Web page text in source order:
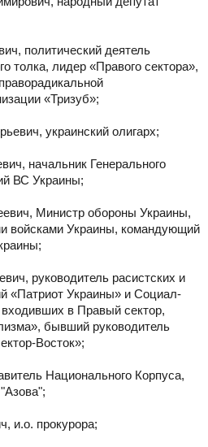
политический деятель
толка, лидер «Правого сектора»,
«Тризуб»;
украинский олигарх;
начальник Генерального
ВС Украины;
Министр обороны Украины,
войсками Украины, командующий
руководитель расистских и
«Патриот Украины» и Социал-
в Правый сектор,
бывший руководитель
Восток»;
Национального Корпуса,
и.о. прокурора;